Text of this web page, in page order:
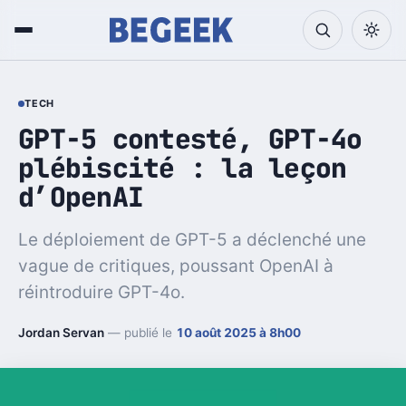
TECH
GPT-5 contesté, GPT-4o
plébiscité : la leçon
d’OpenAI
Le déploiement de GPT-5 a déclenché une
vague de critiques, poussant OpenAI à
réintroduire GPT-4o.
Jordan Servan — publié le 10 août 2025 à 8h00